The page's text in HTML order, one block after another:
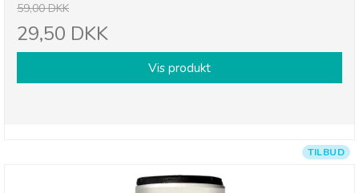
59,00 DKK
29,50 DKK
Vis produkt
TILBUD